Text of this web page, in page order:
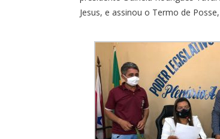
Jesus, e assinou o Termo de